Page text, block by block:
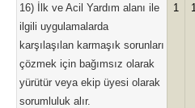
16) İlk ve Acil Yardım alanı ile
ilgili uygulamalarda
karşılaşılan karmaşık sorunları
çözmek için bağımsız olarak
yürütür veya ekip üyesi olarak
sorumluluk alır.
1